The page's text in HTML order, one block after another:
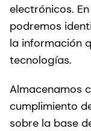
electrónicos.
podremos
la información
tecnologías.
Almacenamos
cumplimiento
sobre la base